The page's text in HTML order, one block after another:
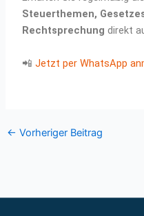
Steuerthemen,
Rechtsprechung direkt
📲Jetzt per WhatsApp
← Vorheriger Beitrag